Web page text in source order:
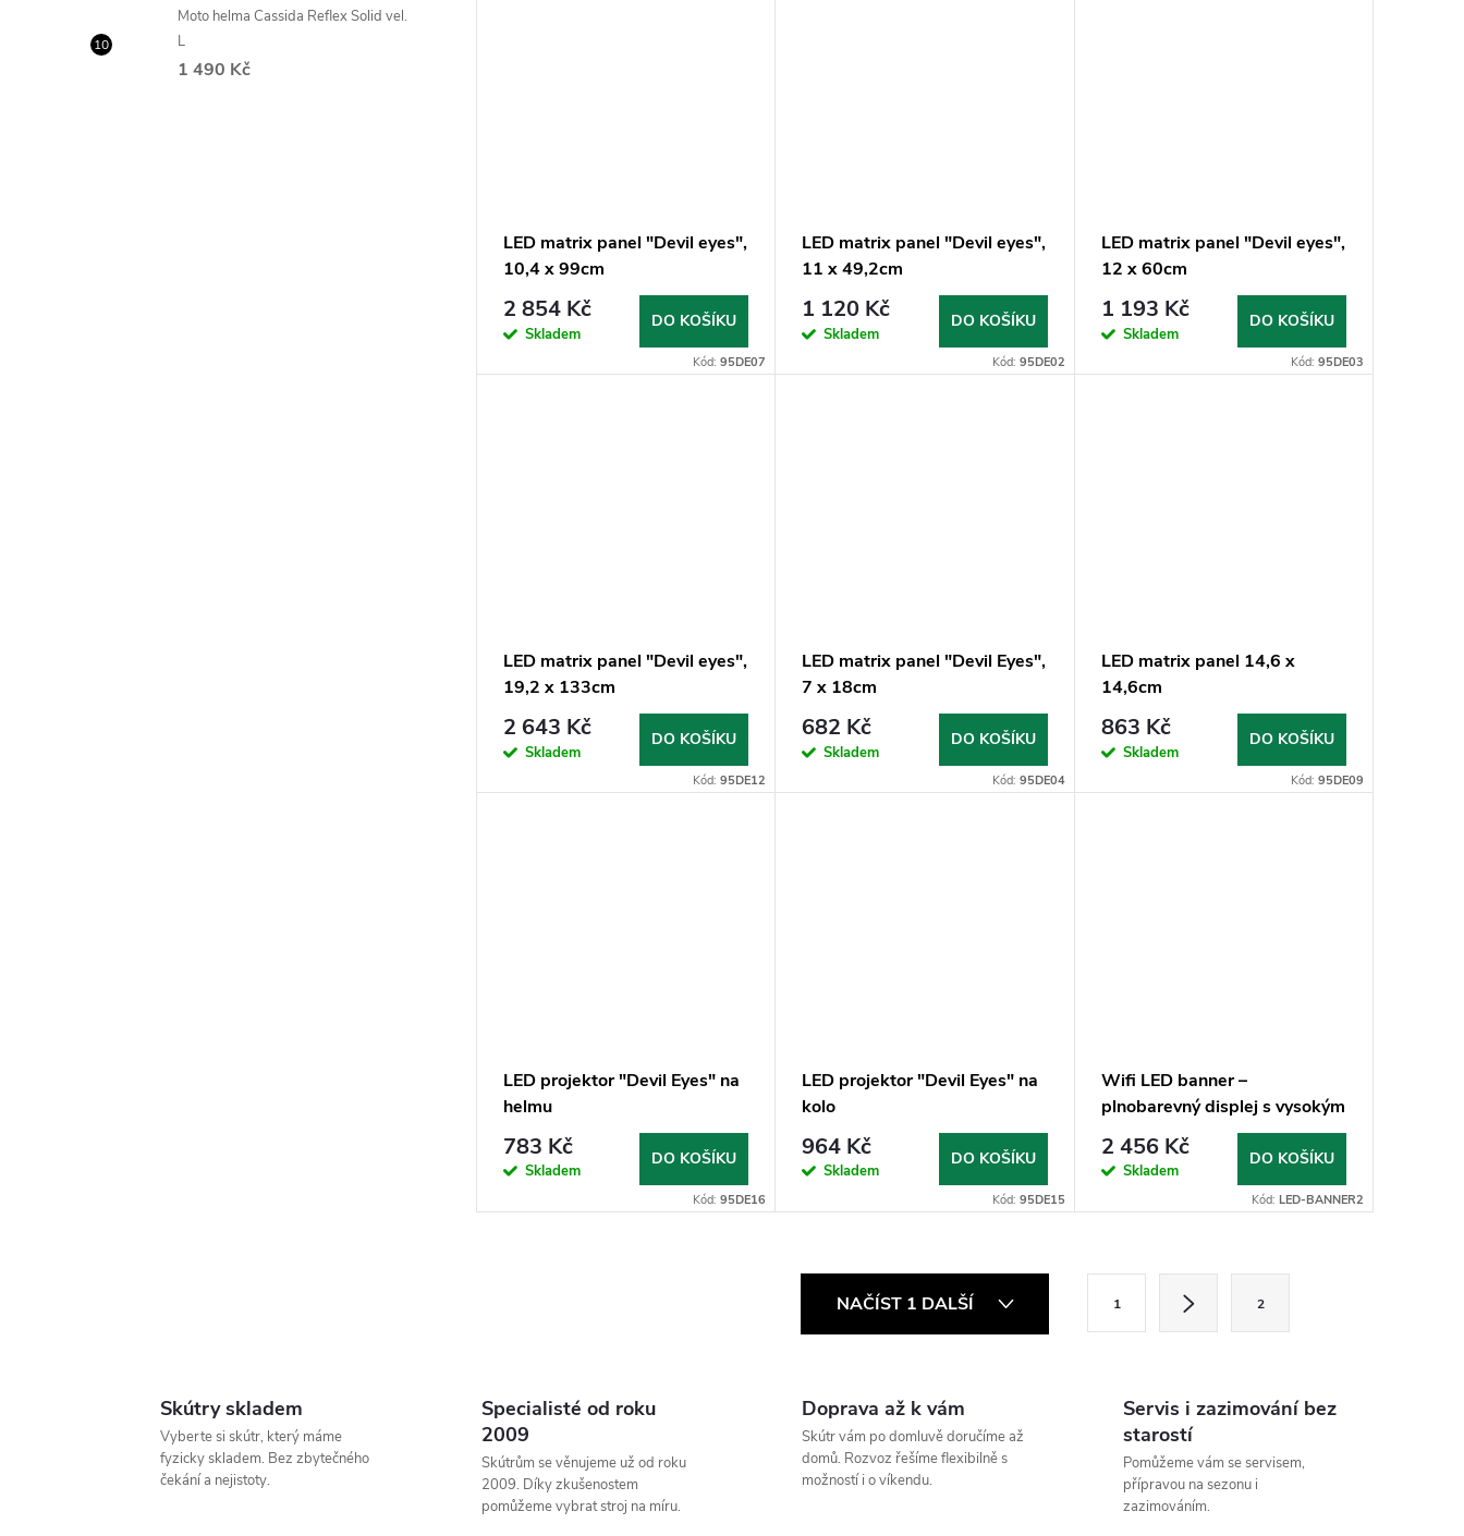
Moto helma Cassida Reflex Solid vel.
L
1 490 Kč
LED matrix panel "Devil eyes",
10,4 x 99cm
2 854 Kč
Skladem
DO KOŠÍKU
Kód:95DE07
LED matrix panel "Devil eyes",
11 x 49,2cm
1 120 Kč
Skladem
DO KOŠÍKU
Kód: 95DE02
LED matrix panel "Devil eyes",
12 x 60cm
1 193 Kč
Skladem
DO KOŠÍKU
Kód: 95DE03
LED matrix panel "Devil eyes",
19,2 x 133cm
2 643 Kč
Skladem
DO KOŠÍKU
Kód:95DE12
LED matrix panel "Devil Eyes",
7 x 18cm
682 Kč
Skladem
DO KOŠÍKU
Kód: 95DE04
LED matrix panel 14,6 x
14,6cm
863 Kč
Skladem
DO KOŠÍKU
Kód: 95DE09
LED projektor "Devil Eyes" na
helmu
783 Kč
Skladem
DO KOŠÍKU
Kód:95DE16
LED projektor "Devil Eyes" na
kolo
964 Kč
Skladem
DO KOŠÍKU
Kód: 95DE15
Wifi LED banner –
plnobarevný displej s vysokým
jasem 21,5 cm x 19,5 cm
2 456 Kč
Skladem
DO KOŠÍKU
Kód: LED-BANNER2
á
d
a
NAČÍST 1 DALŠÍ 1 2
Skútry skladem
Vyberte si skútr, který máme
fyzicky skladem. Bez zbytečného
čekání a nejistoty.
Specialisté od roku
2009
Skútrům se věnujeme už od roku
2009. Díky zkušenostem
pomůžeme vybrat stroj na míru.
Doprava až k vám
Skútr vám po domluvě doručíme až
domů. Rozvoz řešíme flexibilně s
možností i o víkendu.
Servis i zazimování bez
starostí
Pomůžeme vám se servisem,
přípravou na sezonu i
zazimováním.